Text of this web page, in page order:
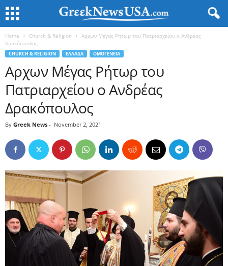
Home Church & Religion
Αρχων Μέγας Ρήτωρ του Πατριαρχείου ο Ανδρέας
Δρακόπουλος
CHURCH & RELIGION ΕΛΛΑΔΑ ΟΜΟΓΕΝΕΙΑ
Αρχων Μέγας Ρήτωρ του
Πατριαρχείου ο Ανδρέας
Δρακόπουλος
By Greek News - November 2, 2021